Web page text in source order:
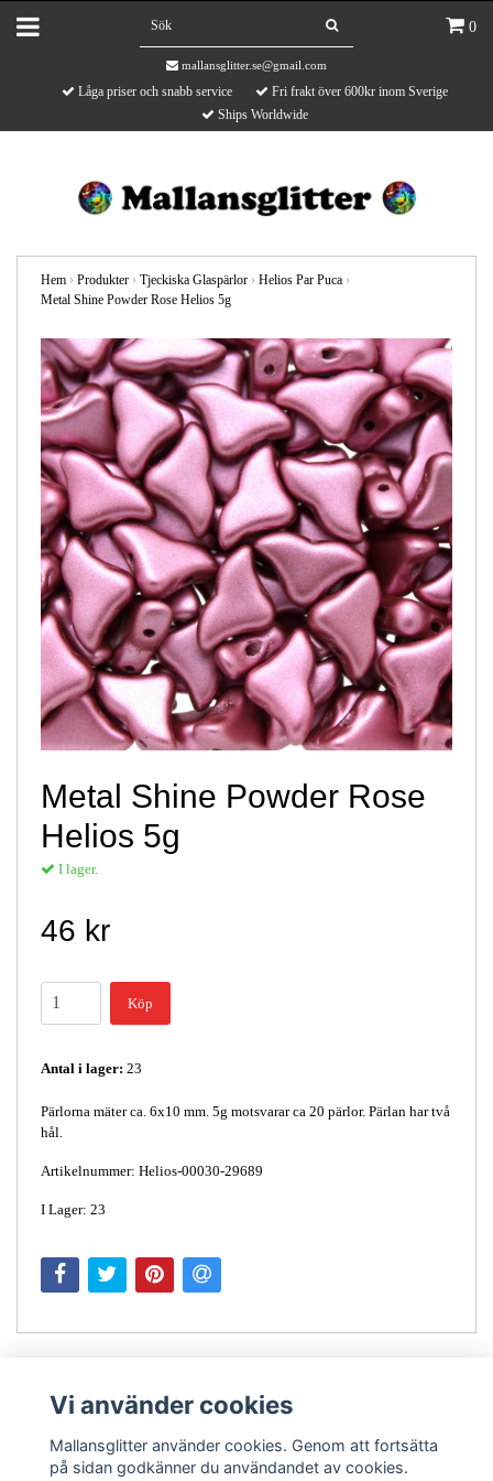
0
mallansglitter.se@gmail.com
Låga priser och snabb service
Fri frakt över 600kr inom Sverige
Ships Worldwide
Hem › Produkter › Tjeckiska Glaspärlor › Helios Par Puca ›
Metal Shine Powder Rose Helios 5g
Metal Shine Powder Rose
Helios 5g
I lager.
46 kr
Köp
Antal i lager: 23
Pärlorna mäter ca. 6x10 mm. 5g motsvarar ca 20 pärlor. Pärlan har två
hål.
Artikelnummer: Helios-00030-29689
I Lager: 23
Vi använder cookies
Mallansglitter använder cookies. Genom att fortsätta
på sidan godkänner du användandet av cookies.